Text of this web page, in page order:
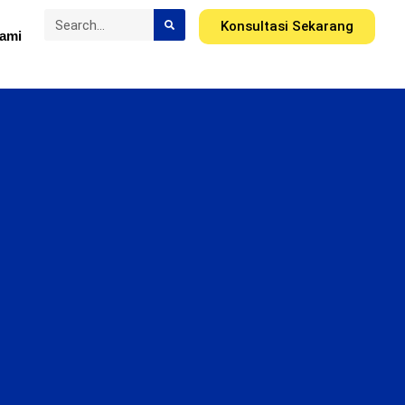
Konsultasi Sekarang